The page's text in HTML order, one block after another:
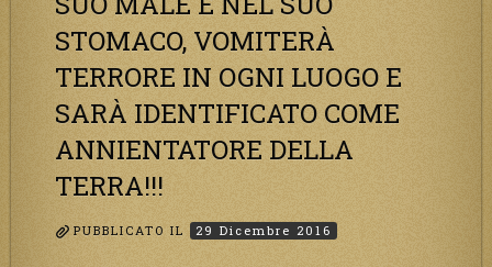
STOMACO, VOMITERÀ
TERRORE IN OGNI LUOGO E
SARÀ IDENTIFICATO COME
ANNIENTATORE DELLA
TERRA!!!
PUBBLICATO IL 29 Dicembre 2016